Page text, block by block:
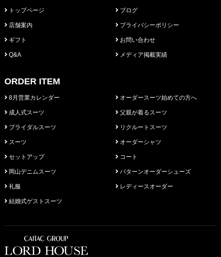
トップページ
店舗案内
ギフト
Q&A
ブログ
プライバシーポリシー
お問い合わせ
メディア掲載実績
ORDER ITEM
8月営業カレンダー
成人式スーツ
ブライダルスーツ
スーツ
セットアップ
岡山デニムスーツ
礼服
結婚式ゲストスーツ
オーダースーツ始めての方へ
父親が着るスーツ
リクルートスーツ
オーダーシャツ
コート
パターンオーダーシューズ
レディースオーダー